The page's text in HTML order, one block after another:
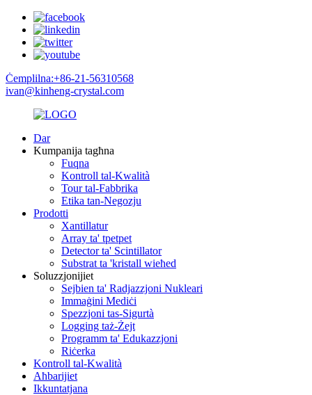
Ċemplilna:+86-21-56310568
ivan@kinheng-crystal.com
Dar
Kumpanija tagħna
Fuqna
Kontroll tal-Kwalità
Tour tal-Fabbrika
Etika tan-Negozju
Prodotti
Xantillatur
Array ta' tpetpet
Detector ta' Scintillator
Substrat ta 'kristall wieħed
Soluzzjonijiet
Sejbien ta' Radjazzjoni Nukleari
Immaġini Mediċi
Spezzjoni tas-Sigurtà
Logging taż-Żejt
Programm ta' Edukazzjoni
Riċerka
Kontroll tal-Kwalità
Aħbarijiet
Ikkuntatjana